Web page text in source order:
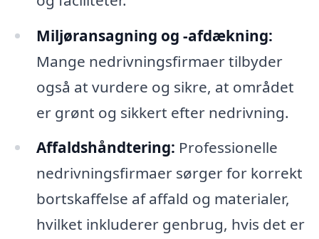
Miljøransagning og -afdækning:
Mange nedrivningsfirmaer tilbyder
også at vurdere og sikre, at området
er grønt og sikkert efter nedrivning.
Affaldshåndtering: Professionelle
nedrivningsfirmaer sørger for korrekt
bortskaffelse af affald og materialer,
hvilket inkluderer genbrug, hvis det er